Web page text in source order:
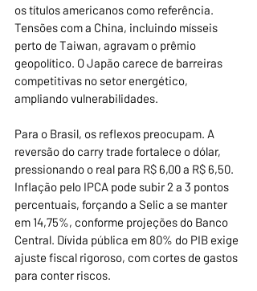
os títulos americanos como referência.
Tensões com a China, incluindo mísseis
perto de Taiwan, agravam o prêmio
geopolítico. O Japão carece de barreiras
competitivas no setor energético,
ampliando vulnerabilidades.
Para o Brasil, os reflexos preocupam. A
reversão do carry trade fortalece o dólar,
pressionando o real para R$ 6,00 a R$ 6,50.
Inflação pelo IPCA pode subir 2 a 3 pontos
percentuais, forçando a Selic a se manter
em 14,75%, conforme projeções do Banco
Central. Dívida pública em 80% do PIB exige
ajuste fiscal rigoroso, com cortes de gastos
para conter riscos.